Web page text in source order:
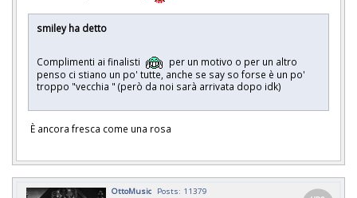
smiley ha detto
Complimenti ai finalisti
per un motivo o per un altro
penso ci stiano un po' tutte, anche se say so forse è un po'
troppo "vecchia " (però da noi sarà arrivata dopo idk)
È ancora fresca come una rosa
OttoMusic Posts: 11379